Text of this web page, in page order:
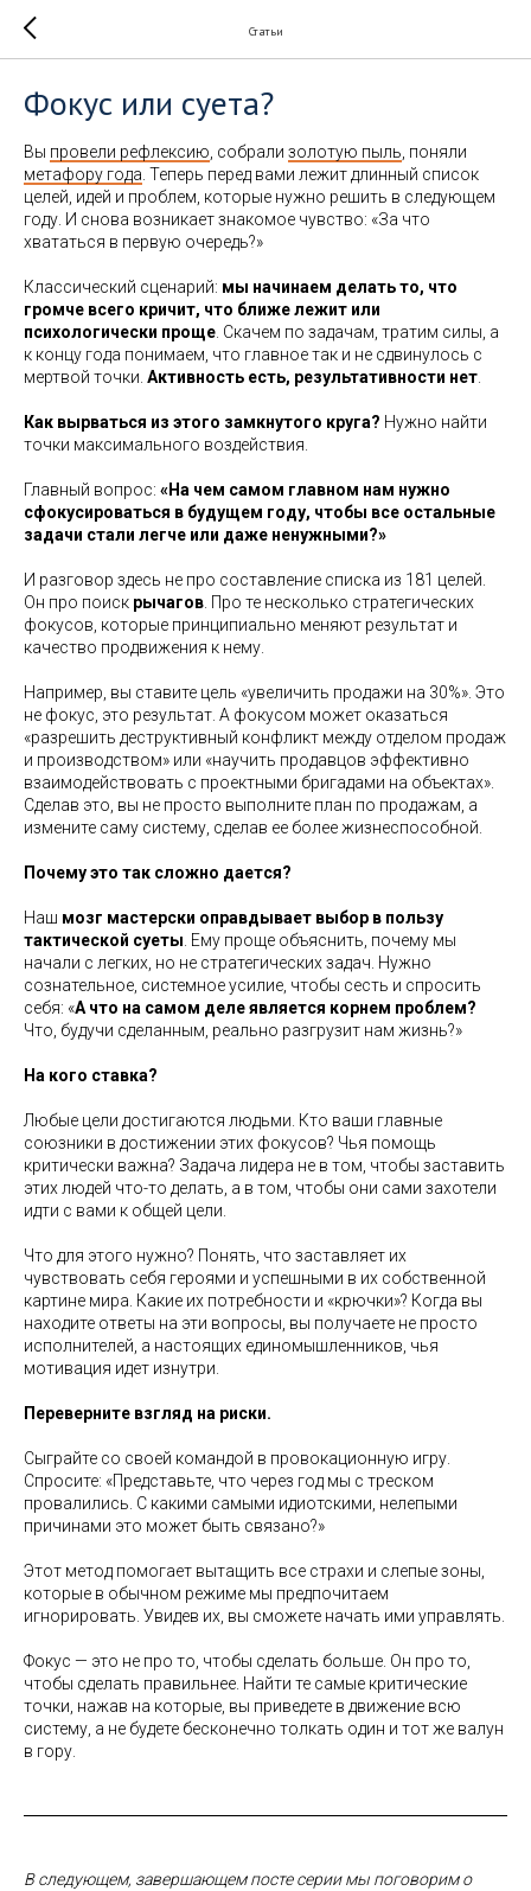
Статьи
Фокус или суета?
Вы провели рефлексию , собрали золотую пыль , поняли
метафору года . Теперь перед вами лежит длинный список
целей, идей и проблем, которые нужно решить в следующем
году. И снова возникает знакомое чувство: «За что
хвататься в первую очередь?»
Классический сценарий: мы начинаем делать то, что
громче всего кричит, что ближе лежит или
психологически проще . Скачем по задачам, тратим силы, а
к концу года понимаем, что главное так и не сдвинулось с
мертвой точки. Активность есть, результативности нет
Как вырваться из этого замкнутого круга? Нужно найти
точки максимального воздействия.
Главный вопрос: «На чем самом главном нам нужно
сфокусироваться в будущем году, чтобы все остальные
задачи стали легче или даже ненужными?»
И разговор здесь не про составление списка из 181 целей.
Он про поиск рычагов . Про те несколько стратегических
фокусов, которые принципиально меняют результат и
качество продвижения к нему.
Например, вы ставите цель «увеличить продажи на 30%». Это
не фокус, это результат. А фокусом может оказаться
«разрешить деструктивный конфликт между отделом продаж
и производством» или «научить продавцов эффективно
взаимодействовать с проектными бригадами на объектах».
Сделав это, вы не просто выполните план по продажам, а
измените саму систему, сделав ее более жизнеспособной.
Почему это так сложно дается?
Наш мозг мастерски оправдывает выбор в пользу
тактической суеты . Ему проще объяснить, почему мы
начали с легких, но не стратегических задач. Нужно
сознательное, системное усилие, чтобы сесть и спросить
себя: «А что на самом деле является корнем проблем?
Что, будучи сделанным, реально разгрузит нам жизнь?»
На кого ставка?
Любые цели достигаются людьми. Кто ваши главные
союзники в достижении этих фокусов? Чья помощь
критически важна? Задача лидера не в том, чтобы заставить
этих людей что-то делать, а в том, чтобы они сами захотели
идти с вами к общей цели.
Что для этого нужно? Понять, что заставляет их
чувствовать себя героями и успешными в их собственной
картине мира. Какие их потребности и «крючки»? Когда вы
находите ответы на эти вопросы, вы получаете не просто
исполнителей, а настоящих единомышленников, чья
мотивация идет изнутри.
Переверните взгляд на риски.
Сыграйте со своей командой в провокационную игру.
Спросите: «Представьте, что через год мы с треском
провалились. С какими самыми идиотскими, нелепыми
причинами это может быть связано?»
Этот метод помогает вытащить все страхи и слепые зоны,
которые в обычном режиме мы предпочитаем
игнорировать. Увидев их, вы сможете начать ими управлять.
Фокус — это не про то, чтобы сделать больше. Он про то,
чтобы сделать правильнее. Найти те самые критические
точки, нажав на которые, вы приведете в движение всю
систему, а не будете бесконечно толкать один и тот же валун
в гору.
В следующем, завершающем посте серии мы поговорим о